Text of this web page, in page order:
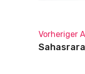
Vorheriger